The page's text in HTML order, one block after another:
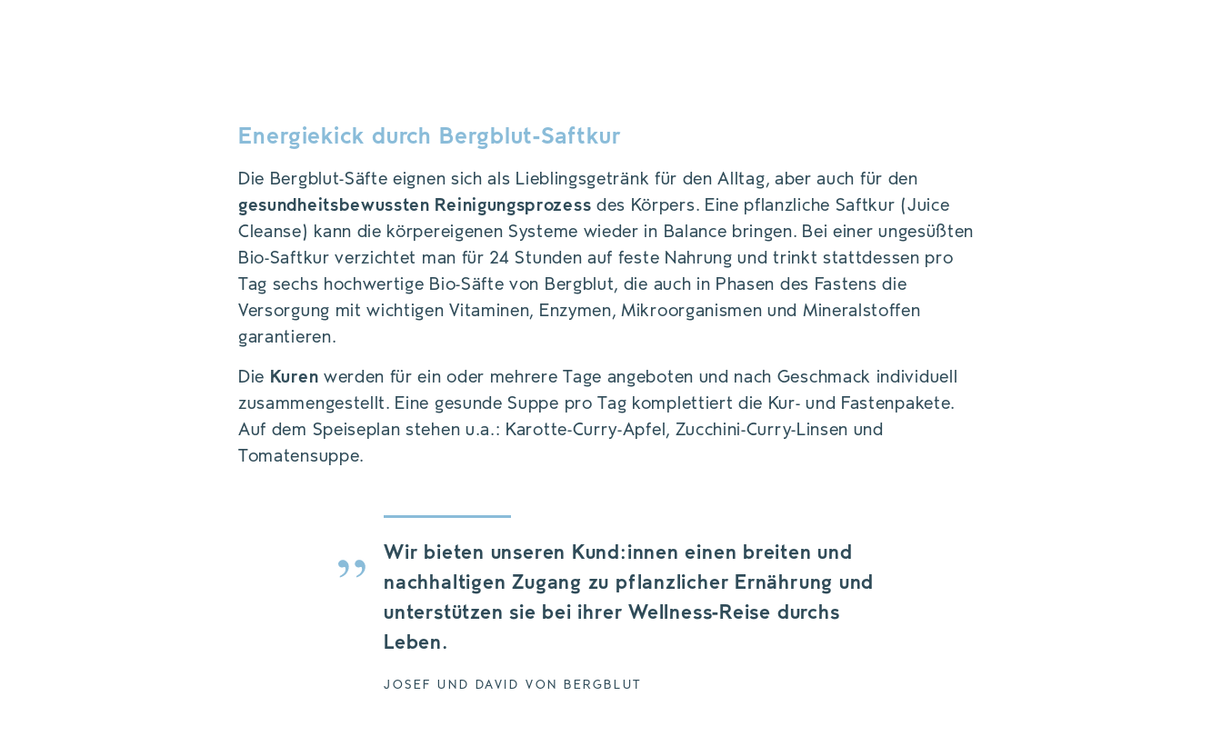
Energiekick durch Bergblut-Saftkur
Die Bergblut-Säfte eignen sich als Lieblingsgetränk für den Alltag, aber auch für den
gesundheitsbewussten Reinigungsprozess des Körpers. Eine pflanzliche Saftkur (Juice
Cleanse) kann die körpereigenen Systeme wieder in Balance bringen. Bei einer ungesüßten
Bio-Saftkur verzichtet man für 24 Stunden auf feste Nahrung und trinkt stattdessen pro
Tag sechs hochwertige Bio-Säfte von Bergblut, die auch in Phasen des Fastens die
Versorgung mit wichtigen Vitaminen, Enzymen, Mikroorganismen und Mineralstoffen
garantieren.
Die Kuren werden für ein oder mehrere Tage angeboten und nach Geschmack individuell
zusammengestellt. Eine gesunde Suppe pro Tag komplettiert die Kur- und Fastenpakete.
Auf dem Speiseplan stehen u.a.: Karotte-Curry-Apfel, Zucchini-Curry-Linsen und
Tomatensuppe.
Wir bieten unseren Kund:innen einen breiten und
nachhaltigen Zugang zu pflanzlicher Ernährung und
unterstützen sie bei ihrer Wellness-Reise durchs
Leben.
JOSEF UND DAVID VON BERGBLUT